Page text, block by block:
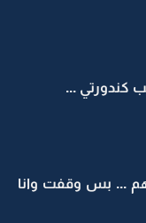
...
... بس وقفت وانا